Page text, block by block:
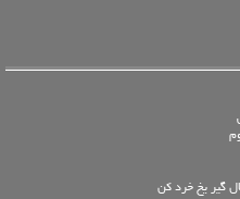
گیر یخ خرد کن